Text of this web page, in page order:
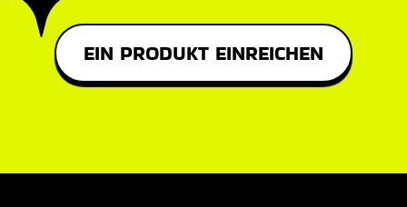
EIN PRODUKT EINREICHEN